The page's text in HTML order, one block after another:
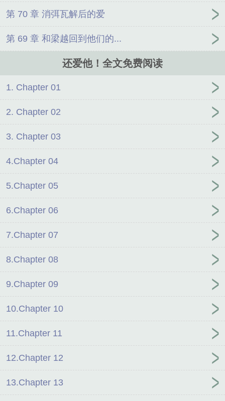
第 70 章 消弭瓦解后的爱
第 69 章 和梁越回到他们的...
还爱他！全文免费阅读
1. Chapter 01
2. Chapter 02
3. Chapter 03
4.Chapter 04
5.Chapter 05
6.Chapter 06
7.Chapter 07
8.Chapter 08
9.Chapter 09
10.Chapter 10
11.Chapter 11
12.Chapter 12
13.Chapter 13